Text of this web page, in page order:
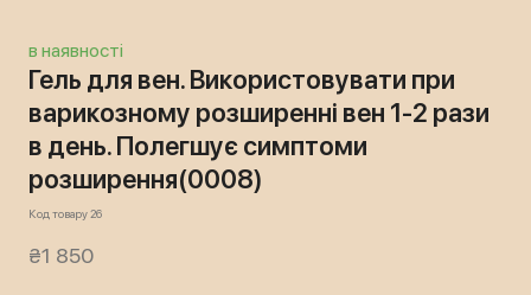
в наявності
Гель для вен. Використовувати при
варикозному розширенні вен 1-2 рази
в день. Полегшує симптоми
розширення(0008)
Код товару 26
₴1 850